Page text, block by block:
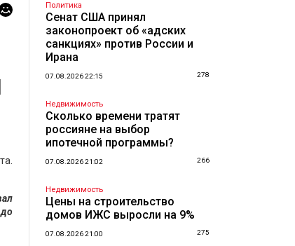
до
Политика
Сенат США принял
законопроект об «адских
санкциях» против России и
Ирана
07.08.2026 22:15 278
Недвижимость
Сколько времени тратят
россияне на выбор
ипотечной программы?
07.08.2026 21:02 266
Недвижимость
Цены на строительство
домов ИЖС выросли на 9%
07.08.2026 21:00 275